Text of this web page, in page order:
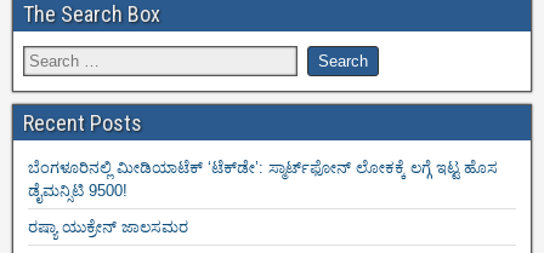
The Search Box
Recent Posts
ಬೆಂಗಳೂರಿನಲ್ಲಿ ಮೀಡಿಯಾಟೆಕ್‌ ‘ಟೆಕ್‌ಡೇ’: ಸ್ಮಾರ್ಟ್‌ಫೋನ್ ಲೋಕಕ್ಕೆ ಲಗ್ಗೆ ಇಟ್ಟ ಹೊಸ
ಡೈಮನ್ಸಿಟಿ 9500!
ರಷ್ಯಾ ಯುಕ್ರೇನ್ ಜಾಲಸಮರ